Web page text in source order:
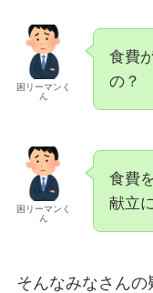
困リーマンく
ん
食費
の？
困リーマンく
ん
食費
献立
そんなみなさん